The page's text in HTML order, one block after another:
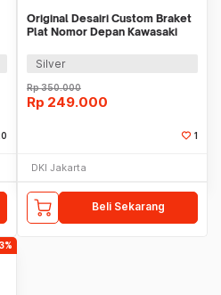
Original Desairi Custom Braket
Plat Nomor Depan Kawasaki
Silver
Rp350.000
Rp 249.000
1
DKI Jakarta
Beli Sekarang